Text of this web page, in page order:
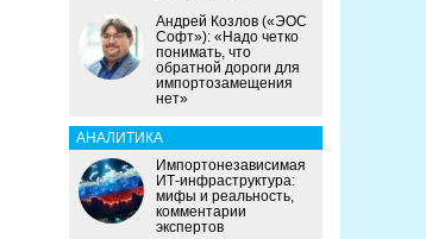
Андрей Козлов («ЭОС
Софт»): «Надо четко
понимать, что
обратной дороги для
импортозамещения
нет»
АНАЛИТИКА
Импортонезависимая
ИТ-инфраструктура:
мифы и реальность,
комментарии
экспертов